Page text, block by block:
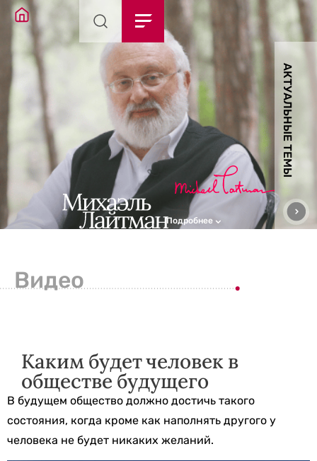
АКТУАЛЬНЫЕ ТЕМЫ
Подробнее
Видео
Каким будет человек в
обществе будущего
В будущем общество должно достичь такого
состояния, когда кроме как наполнять другого у
человека не будет никаких желаний.